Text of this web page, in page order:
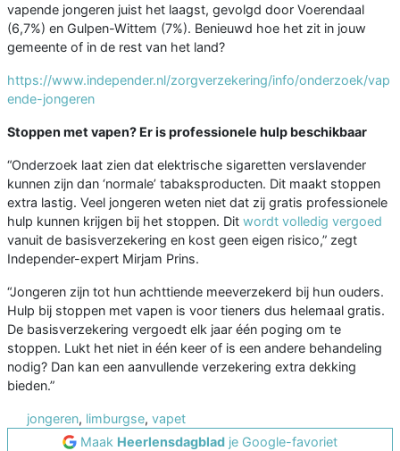
vapende jongeren juist het laagst, gevolgd door Voerendaal
(6,7%) en Gulpen-Wittem (7%). Benieuwd hoe het zit in jouw
gemeente of in de rest van het land?
https://www.independer.nl/zorgverzekering/info/onderzoek/vap
ende-jongeren
Stoppen met vapen? Er is professionele hulp beschikbaar
“Onderzoek laat zien dat elektrische sigaretten verslavender
kunnen zijn dan ‘normale’ tabaksproducten. Dit maakt stoppen
extra lastig. Veel jongeren weten niet dat zij gratis professionele
hulp kunnen krijgen bij het stoppen. Dit wordt volledig vergoed
vanuit de basisverzekering en kost geen eigen risico,” zegt
Independer-expert Mirjam Prins.
“Jongeren zijn tot hun achttiende meeverzekerd bij hun ouders.
Hulp bij stoppen met vapen is voor tieners dus helemaal gratis.
De basisverzekering vergoedt elk jaar één poging om te
stoppen. Lukt het niet in één keer of is een andere behandeling
nodig? Dan kan een aanvullende verzekering extra dekking
bieden.”
jongeren, limburgse, vapet
Maak Heerlensdagblad je Google-favoriet